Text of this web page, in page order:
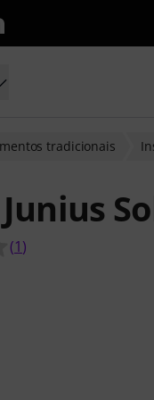
tradicionais
4.0 de 5 estrelas de 1
(1)